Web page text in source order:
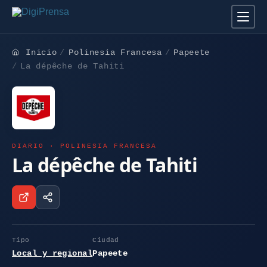
Inicio Polinesia Francesa
Papeete
La dépêche de Tahiti
DIARIO · POLINESIA FRANCESA
La dépêche de Tahiti
Tipo
Local y regional
Ciudad
Papeete